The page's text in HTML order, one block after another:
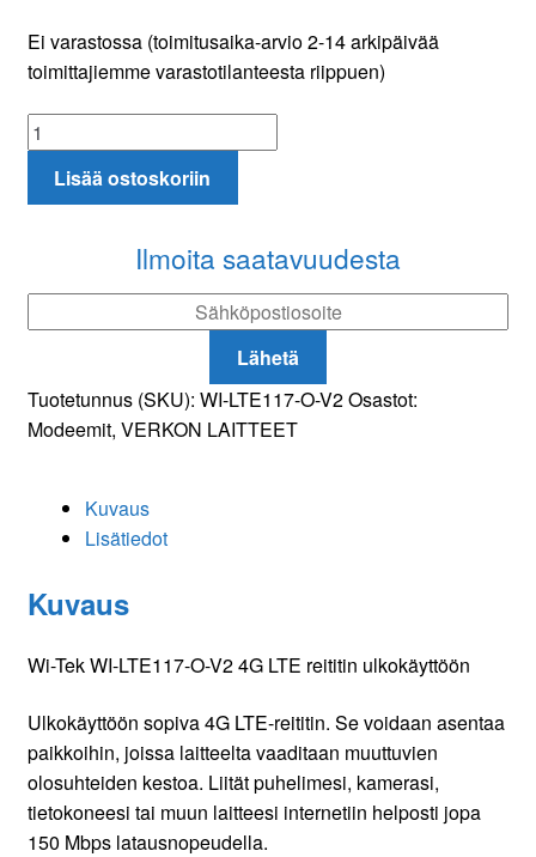
Ei varastossa (toimitusaika-arvio 2-14 arkipäivää
toimittajiemme varastotilanteesta riippuen)
Wi-
Tek
LTE
ulkokäyttöön
määrä
Lisää ostoskoriin
Ilmoita saatavuudesta
Lähetä
Tuotetunnus (SKU): WI-LTE117-O-V2Osastot:
Modeemit, VERKON LAITTEET
Kuvaus
Lisätiedot
Kuvaus
Wi-Tek WI-LTE117-O-V2 4G LTE reititin ulkokäyttöön
Ulkokäyttöön sopiva 4G LTE-reititin. Se voidaan asentaa
paikkoihin, joissa laitteelta vaaditaan muuttuvien
olosuhteiden kestoa. Liität puhelimesi, kamerasi,
tietokoneesi tai muun laitteesi internetiin helposti jopa
150 Mbps latausnopeudella.